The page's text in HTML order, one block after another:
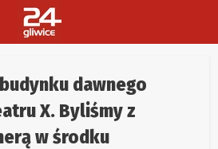
dawnego
X. Byliśmy z
w środku